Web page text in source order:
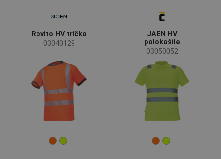
Rovito HV tričko
03040129
JAEN HV
polokošile
03050052